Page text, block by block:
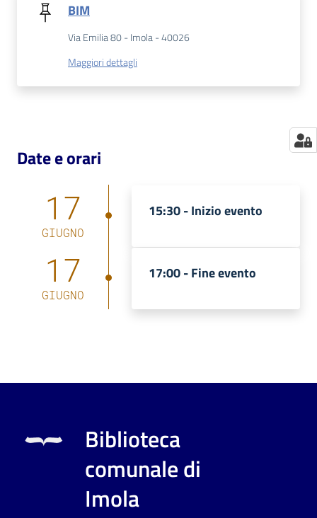
BIM
Via Emilia 80 - Imola - 40026
Maggiori dettagli
Date e orari
17
GIUGNO
15:30 -Inizio evento
17
GIUGNO
17:00 -Fine evento
Biblioteca
comunale di
Imola